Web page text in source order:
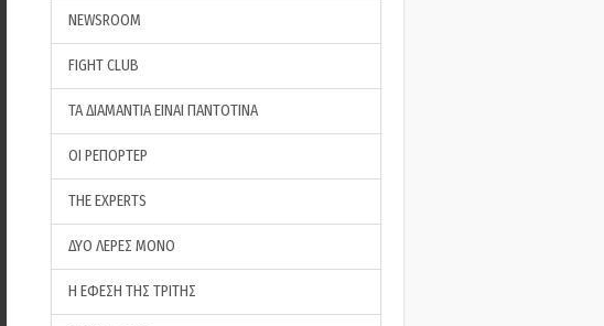
NEWSROOM
FIGHT CLUB
ΤΑ ΔΙΑΜΑΝΤΙΑ ΕΙΝΑΙ ΠΑΝΤΟΤΙΝΑ
ΟΙ ΡΕΠΟΡΤΕΡ
THE EXPERTS
ΔΥΟ ΛΕΡΕΣ ΜΟΝΟ
Η ΕΦΕΣΗ ΤΗΣ ΤΡΙΤΗΣ